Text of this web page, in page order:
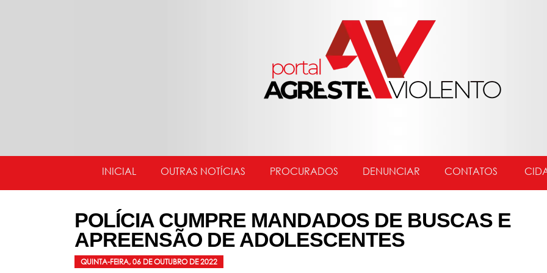
INICIAL OUTRAS NOTÍCIAS PROCURADOS DENUNCIAR CONTATOS
POLÍCIA CUMPRE MANDADOS DE BUSCAS E
APREENSÃO DE ADOLESCENTES
QUINTA-FEIRA, 06 DE OUTUBRO DE 2022